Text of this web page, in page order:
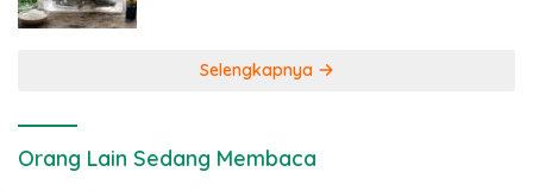
Selengkapnya
Orang Lain Sedang Membaca